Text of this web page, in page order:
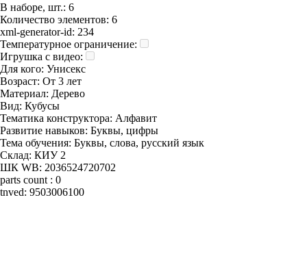
В наборе, шт.: 6
Количество элементов: 6
xml-generator-id: 234
Температурное ограничение:
Игрушка с видео:
Для кого: Унисекс
Возраст: От 3 лет
Материал: Дерево
Вид: Кубусы
Тематика конструктора: Алфавит
Развитие навыков: Буквы, цифры
Тема обучения: Буквы, слова, русский язык
Склад: КИУ 2
ШК WB: 2036524720702
parts count : 0
tnved: 9503006100